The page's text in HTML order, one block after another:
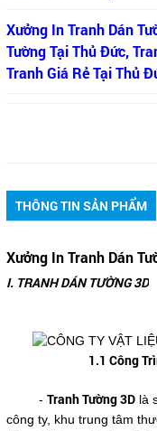
Xưởng In Tranh Dán
Tường Tại Thủ Đức,
Tranh Giá Rẻ Tại Thủ
THÔNG TIN SẢN PHẨM
Xưởng In Tranh Dán
I. TRANH DÁN TƯỜNG 3D
1.1 Công
- Tranh Tường 3Dlà
công ty, khu trung tâm